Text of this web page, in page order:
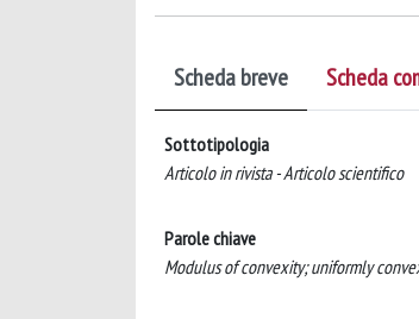
Scheda breve Scheda
Sottotipologia
Articolo in rivista - Articolo scientifico
Parole chiave
Modulus of convexity; uniformly